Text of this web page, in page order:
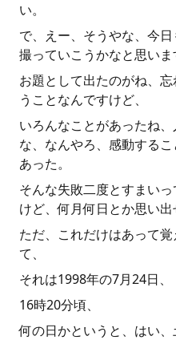
い。
で、えー、そうやな、今
撮っていこうかなと思いま
お題として出たのがね、
うことなんですけど、
いろんなことがあったね
な、なんやろ、感動する
あった。
そんな失敗二度とすまい
けど、何月何日とか思い出
ただ、これだけはあって
て、
それは1998年の7月24日、
16時20分頃、
何の日かというと、はい